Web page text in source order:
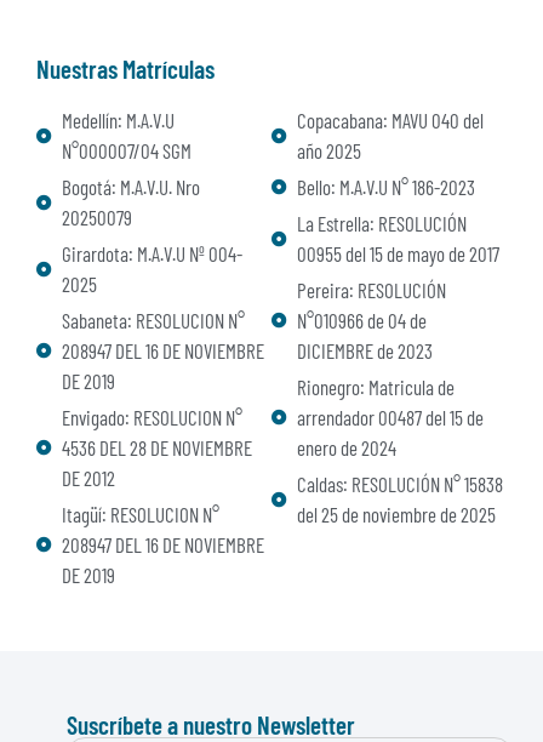
Nuestras Matrículas
Medellín: M.A.V.U
N°000007/04 SGM
Bogotá: M.A.V.U. Nro
20250079
Girardota: M.A.V.U Nº 004-
2025
Sabaneta: RESOLUCION N°
208947 DEL 16 DE NOVIEMBRE
DE 2019
Envigado: RESOLUCION N°
4536 DEL 28 DE NOVIEMBRE
DE 2012
Itagüí: RESOLUCION N°
208947 DEL 16 DE NOVIEMBRE
DE 2019
Copacabana: MAVU 040 del
año 2025
Bello: M.A.V.U N° 186-2023
La Estrella: RESOLUCIÓN
00955 del 15 de mayo de 2017
Pereira: RESOLUCIÓN
N°010966 de 04 de
DICIEMBRE de 2023
Rionegro: Matricula de
arrendador 00487 del 15 de
enero de 2024
Caldas: RESOLUCIÓN N° 15838
del 25 de noviembre de 2025
Suscríbete a nuestro Newsletter